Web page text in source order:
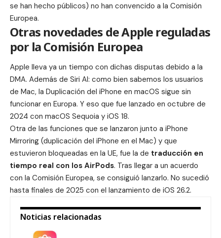
se han hecho públicos) no han convencido a la Comisión
Europea.
Otras novedades de Apple reguladas
por la Comisión Europea
Apple lleva ya un tiempo con dichas disputas debido a la
DMA. Además de Siri AI: como bien sabemos los usuarios
de Mac, la Duplicación del iPhone en macOS sigue sin
funcionar en Europa. Y eso que fue lanzado en octubre de
2024 con macOS Sequoia y iOS 18.
Otra de las funciones que se lanzaron junto a iPhone
Mirroring (duplicación del iPhone en el Mac) y que
estuvieron bloqueadas en la UE, fue la de traducción en
tiempo real con los AirPods. Tras llegar a un acuerdo
con la Comisión Europea, se consiguió lanzarlo. No sucedió
hasta finales de 2025 con el lanzamiento de iOS 26.2.
Noticias relacionadas